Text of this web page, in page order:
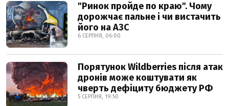
"Ринок пройде по краю". Чому
дорожчає пальне і чи вистачить
його на АЗС
6 СЕРПНЯ, 06:00
Порятунок Wildberries після атак
дронів може коштувати як
чверть дефіциту бюджету РФ
5 СЕРПНЯ, 19:50